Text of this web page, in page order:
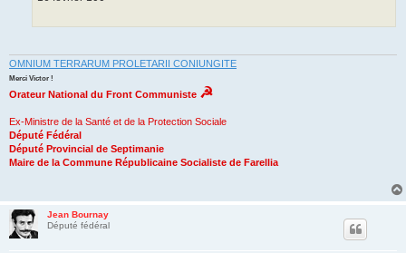
OMNIUM TERRARUM PROLETARII CONIUNGITE
Merci Victor !
Orateur National du Front Communiste ☭
Ex-Ministre de la Santé et de la Protection Sociale
Député Fédéral
Député Provincial de Septimanie
Maire de la Commune Républicaine Socialiste de Farellia
Jean Bournay
Député fédéral